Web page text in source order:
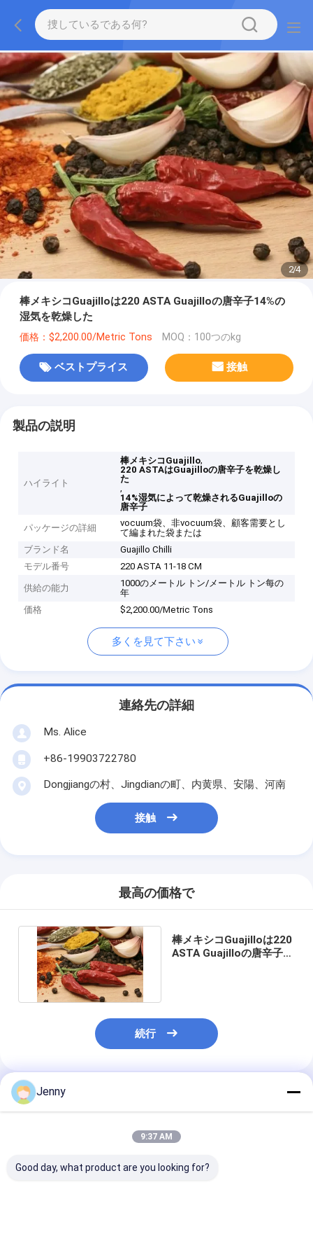
2/4
棒メキシコGuajilloは220 ASTA Guajilloの唐辛子14%の
湿気を乾燥した
価格：$2,200.00/Metric Tons MOQ：100つのkg
ベストプライス 接触
製品の説明
ハイライト
棒メキシコGuajillo,
220 ASTAはGuajilloの唐辛子を乾燥し
た
,
14%湿気によって乾燥されるGuajilloの
唐辛子
パッケージの詳細
vocuum袋、非vocuum袋、顧客需要とし
て編まれた袋または
ブランド名
Guajillo Chilli
モデル番号
220 ASTA 11-18 CM
供給の能力
1000のメートル トン/メートル トン每の
年
価格
$2,200.00/Metric Tons
多くを見て下さい
連絡先の詳細
Ms. Alice
+86-19903722780
Dongjiangの村、Jingdianの町、内黄県、安陽、河南
接触
最高の価格で
棒メキシコGuajilloは220
ASTA Guajilloの唐辛子
続行
推薦されたプロダクト
Jenny
9:37 AM
Good day, what product are you looking for?